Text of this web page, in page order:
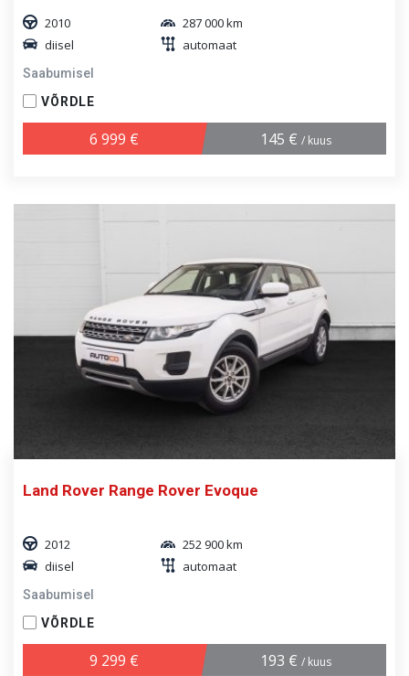
2010
287 000 km
diisel
automaat
Saabumisel
VÕRDLE
6 999 € 145 € / kuus
Land Rover Range Rover Evoque
2012
252 900 km
diisel
automaat
Saabumisel
VÕRDLE
9 299 € 193 € / kuus